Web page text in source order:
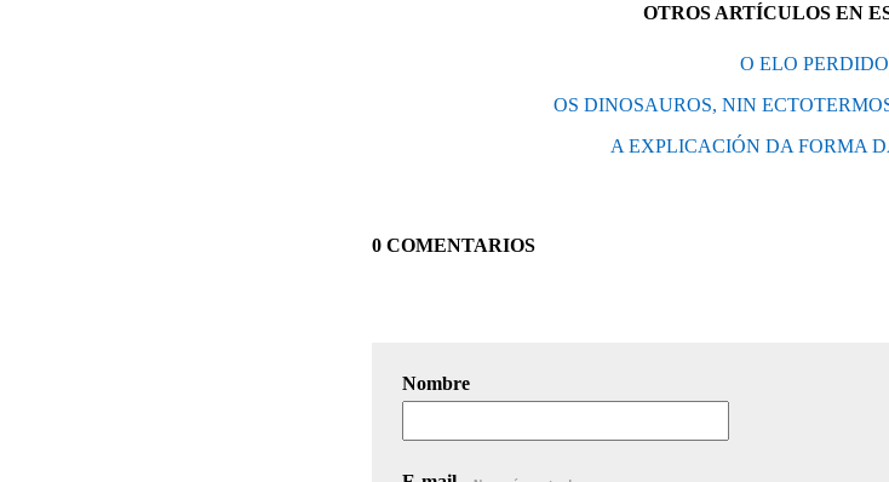
OTROS ARTÍCULOS EN
O ELO PERDIDO
OS DINOSAUROS, NIN
A EXPLICACIÓN DA FORMA
0 COMENTARIOS
Nombre